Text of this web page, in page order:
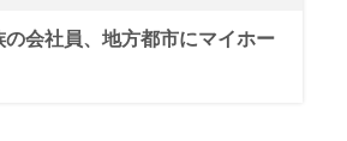
の会社員、地方都市にマイホー